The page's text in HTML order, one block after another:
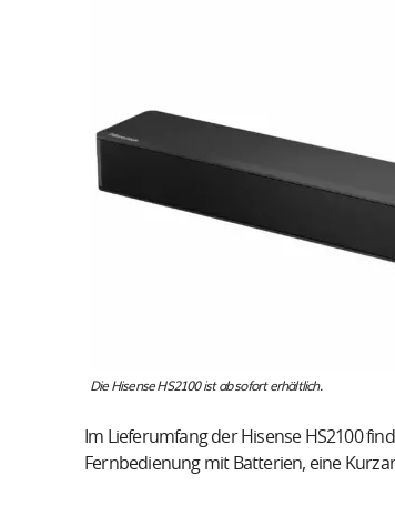
Die Hisense HS2100 ist ab sofort erhältlich.
Im Lieferumfang der Hisense HS2100
Fernbedienung mit Batterien, eine